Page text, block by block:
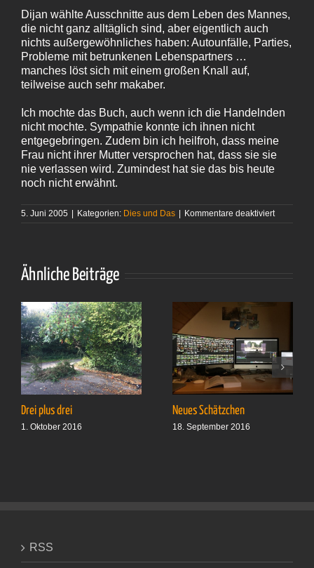
Dijan wählte Ausschnitte aus dem Leben des Mannes,
die nicht ganz alltäglich sind, aber eigentlich auch
nichts außergewöhnliches haben: Autounfälle, Parties,
Probleme mit betrunkenen Lebenspartners …
manches löst sich mit einem großen Knall auf,
teilweise auch sehr makaber.
Ich mochte das Buch, auch wenn ich die Handelnden
nicht mochte. Sympathie konnte ich ihnen nicht
entgegebringen. Zudem bin ich heilfroh, dass meine
Frau nicht ihrer Mutter versprochen hat, dass sie sie
nie verlassen wird. Zumindest hat sie das bis heute
noch nicht erwähnt.
5. Juni 2005 | Kategorien: Dies und Das | Kommentare deaktiviertfür
Ähnliche Beiträge
Drei plus drei
1. Oktober 2016
Neues Schätzchen
18. September 2016
RSS